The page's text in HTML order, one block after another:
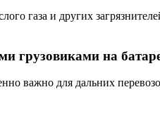
газа и других
грузовиками на
важно для дальних